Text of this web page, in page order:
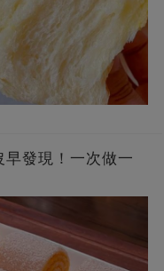
發現！一次做一